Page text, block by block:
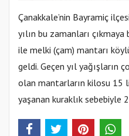
Çanakkale’nin Bayramiç
yılın bu zamanları
ile melki (çam) mantarı
geldi. Geçen yıl yağışların
olan mantarların kilosu 15
yaşanan kuraklık sebebiyle